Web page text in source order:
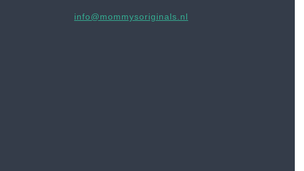
info@mommysoriginals.nl